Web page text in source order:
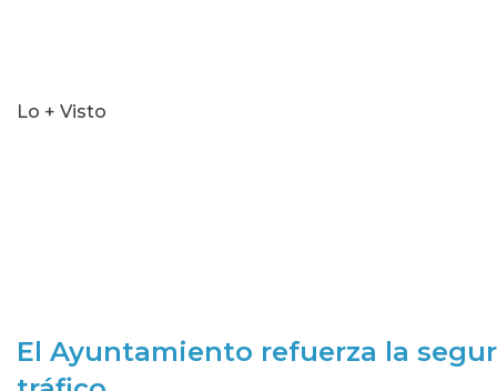
Lo + Visto
El Ayuntamiento refuerza la